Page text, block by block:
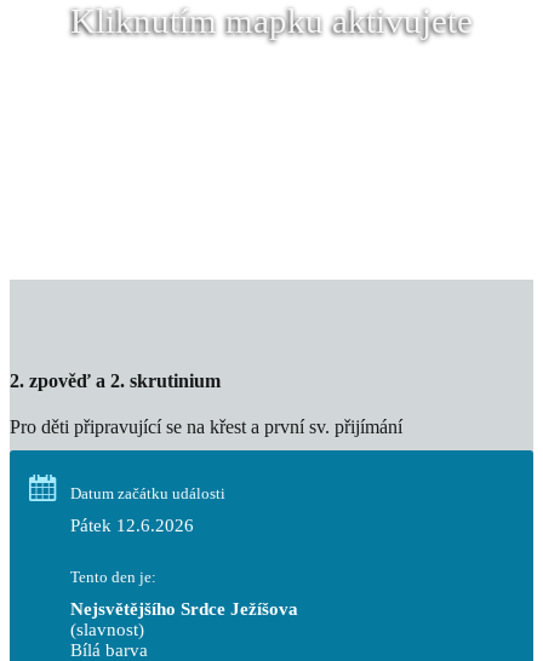
Kliknutím mapku aktivujete
2. zpověď a 2. skrutinium
Pro děti připravující se na křest a první sv. přijímání
Datum začátku události
Pátek 12.6.2026
Tento den je:
Nejsvětějšího Srdce Ježíšova
(slavnost)
Bílá barva